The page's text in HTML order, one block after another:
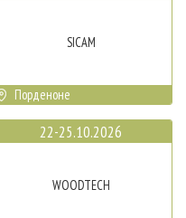
SICAM
Порденоне
22-25.10.2026
WOODTECH